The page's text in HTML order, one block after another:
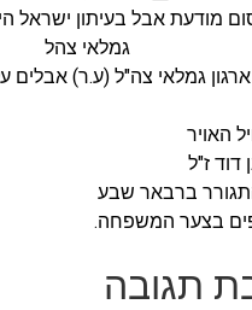
מודעת אבל בעיתון ישראל
גמלאי צהל
גמלאי צה"ל (ע.ר) אבלים
האויר
דוד ז"ל
ברבאר שבע
בצער המשפחה.
תגובה